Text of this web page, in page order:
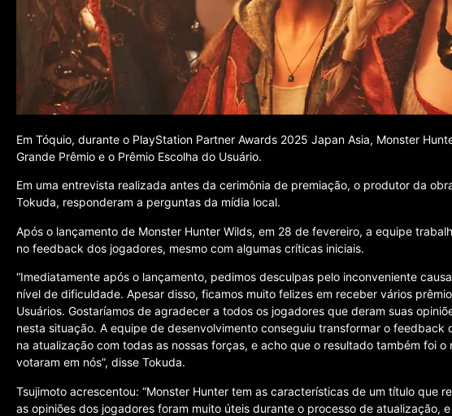
Em Tóquio, durante o PlayStation Partner Awards 2025 Japan Asia, Monster
Grande Prêmio e o Prêmio Escolha do Usuário.
Em uma entrevista realizada antes da cerimônia de premiação, o produtor da
Tokuda, responderam a perguntas da mídia local.
Após o lançamento de Monster Hunter Wilds, em 28 de fevereiro, a equipe
no feedback dos jogadores, mesmo com algumas críticas iniciais.
“Imediatamente após o lançamento, pedimos desculpas pelo inconveniente
nível de dificuldade. Apesar disso, ficamos muito felizes em receber vários
Usuários. Gostaríamos de agradecer a todos os jogadores que deram suas
nesta situação. A equipe de desenvolvimento conseguiu transformar o feedback
na atualização com todas as nossas forças, e acho que o resultado também foi
votaram em nós”, disse Tokuda.
Tsujimoto acrescentou: “Monster Hunter tem as características de um título que
as opiniões dos jogadores foram muito úteis durante o processo de atualização,